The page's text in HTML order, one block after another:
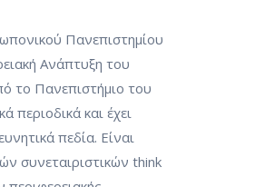
Πανεπιστημίου
Ανάπτυξη του
το Πανεπιστήμιο του
περιοδικά και έχει
πεδία. Είναι
συνεταιριστικών think